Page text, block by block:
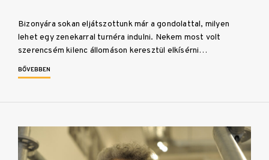
Bizonyára sokan eljátszottunk már a gondolattal, milyen
lehet egy zenekarral turnéra indulni. Nekem most volt
szerencsém kilenc állomáson keresztül elkísérni…
BŐVEBBEN